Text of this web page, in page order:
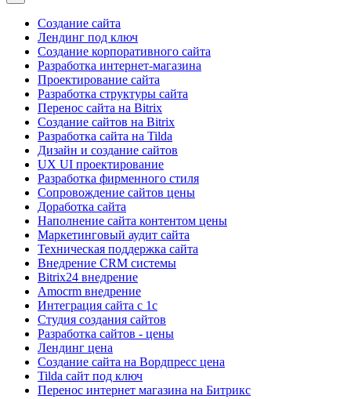
Создание сайта
Лендинг под ключ
Создание корпоративного сайта
Разработка интернет-магазина
Проектирование сайта
Разработка структуры сайта
Перенос сайта на Bitrix
Создание сайтов на Bitrix
Разработка сайта на Tilda
Дизайн и создание сайтов
UX UI проектирование
Разработка фирменного стиля
Сопровождение сайтов цены
Доработка сайта
Наполнение сайта контентом цены
Маркетинговый аудит сайта
Техническая поддержка сайта
Внедрение CRM системы
Bitrix24 внедрение
Amocrm внедрение
Интеграция сайта с 1с
Cтудия создания сайтов
Разработка сайтов - цены
Лендинг цена
Создание сайта на Вордпресс цена
Tilda сайт под ключ
Перенос интернет магазина на Битрикс